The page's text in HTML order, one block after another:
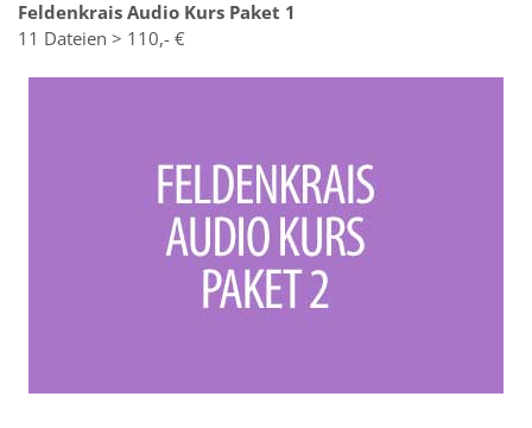
Feldenkrais Audio Kurs Paket 1
11 Dateien > 110,- €